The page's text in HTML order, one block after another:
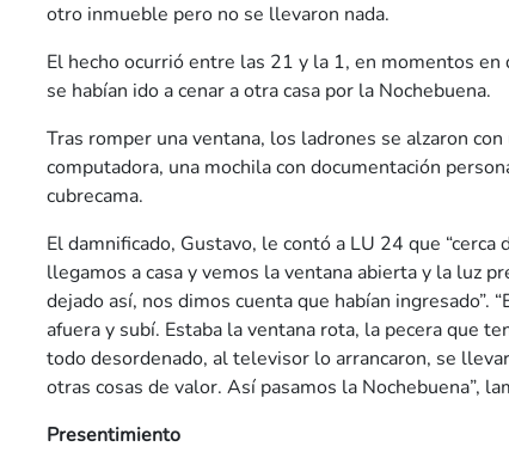
otro inmueble pero no se llevaron nada.
El hecho ocurrió entre las 21 y la 1, en momentos
se habían ido a cenar a otra casa por la Nochebuena.
Tras romper una ventana, los ladrones se alzaron
computadora, una mochila con documentación
cubrecama.
El damnificado, Gustavo, le contó a LU 24 que “cerca
llegamos a casa y vemos la ventana abierta y la luz
dejado así, nos dimos cuenta que habían ingresado”.
afuera y subí. Estaba la ventana rota, la pecera que
todo desordenado, al televisor lo arrancaron, se
otras cosas de valor. Así pasamos la Nochebuena”,
Presentimiento